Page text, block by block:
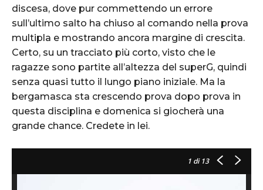
discesa, dove pur commettendo un errore
sull’ultimo salto ha chiuso al comando nella prova
multipla e mostrando ancora margine di crescita.
Certo, su un tracciato più corto, visto che le
ragazze sono partite all’altezza del superG, quindi
senza quasi tutto il lungo piano iniziale. Ma la
bergamasca sta crescendo prova dopo prova in
questa disciplina e domenica si giocherà una
grande chance. Credete in lei.
1 di 13